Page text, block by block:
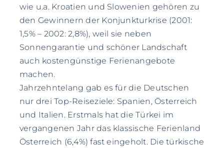
wie u.a. Kroatien und Slowenien gehören zu
den Gewinnern der Konjunkturkrise (2001:
1,5% – 2002: 2,8%), weil sie neben
Sonnengarantie und schöner Landschaft
auch kostengünstige Ferienangebote
machen.
Jahrzehntelang gab es für die Deutschen
nur drei Top-Reiseziele: Spanien, Österreich
und Italien. Erstmals hat die Türkei im
vergangenen Jahr das klassische Ferienland
Österreich (6,4%) fast eingeholt. Die türkische